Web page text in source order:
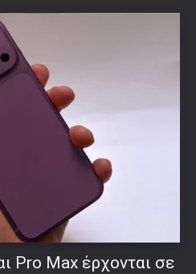
Pro Max έρχονται σε